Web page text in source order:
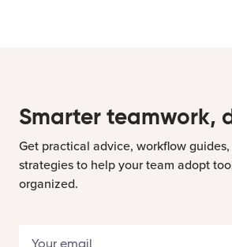
Smarter teamwork,
Get practical advice, workflow
strategies to help your team adopt
organized.